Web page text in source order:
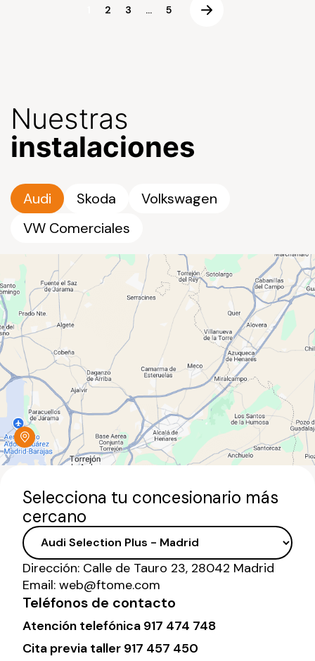
2 3 ... 5
Nuestras
instalaciones
Audi Skoda
Volkswagen
VW Comerciales
Selecciona tu concesionario más
cercano
Dirección: Calle de Tauro 23, 28042 Madrid
Email: web@ftome.com
Teléfonos de contacto
Atención telefónica 917 474 748
Cita previa taller 917 457 450